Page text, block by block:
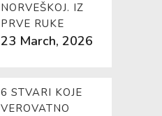
NORVEŠKOJ. IZ
PRVE RUKE
23 March, 2026
6 STVARI KOJE
VEROVATNO